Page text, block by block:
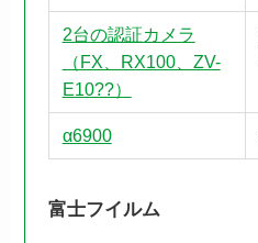
2台の認証カメラ
（FX、RX100、ZV-
E10??）
α6900
富士フイルム